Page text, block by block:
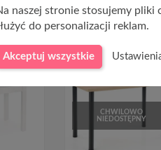
CHWILOWO
NIEDOSTĘPNY
naszej stronie stosujemy pliki
do personalizacji reklam.
Akceptuj wszystkie